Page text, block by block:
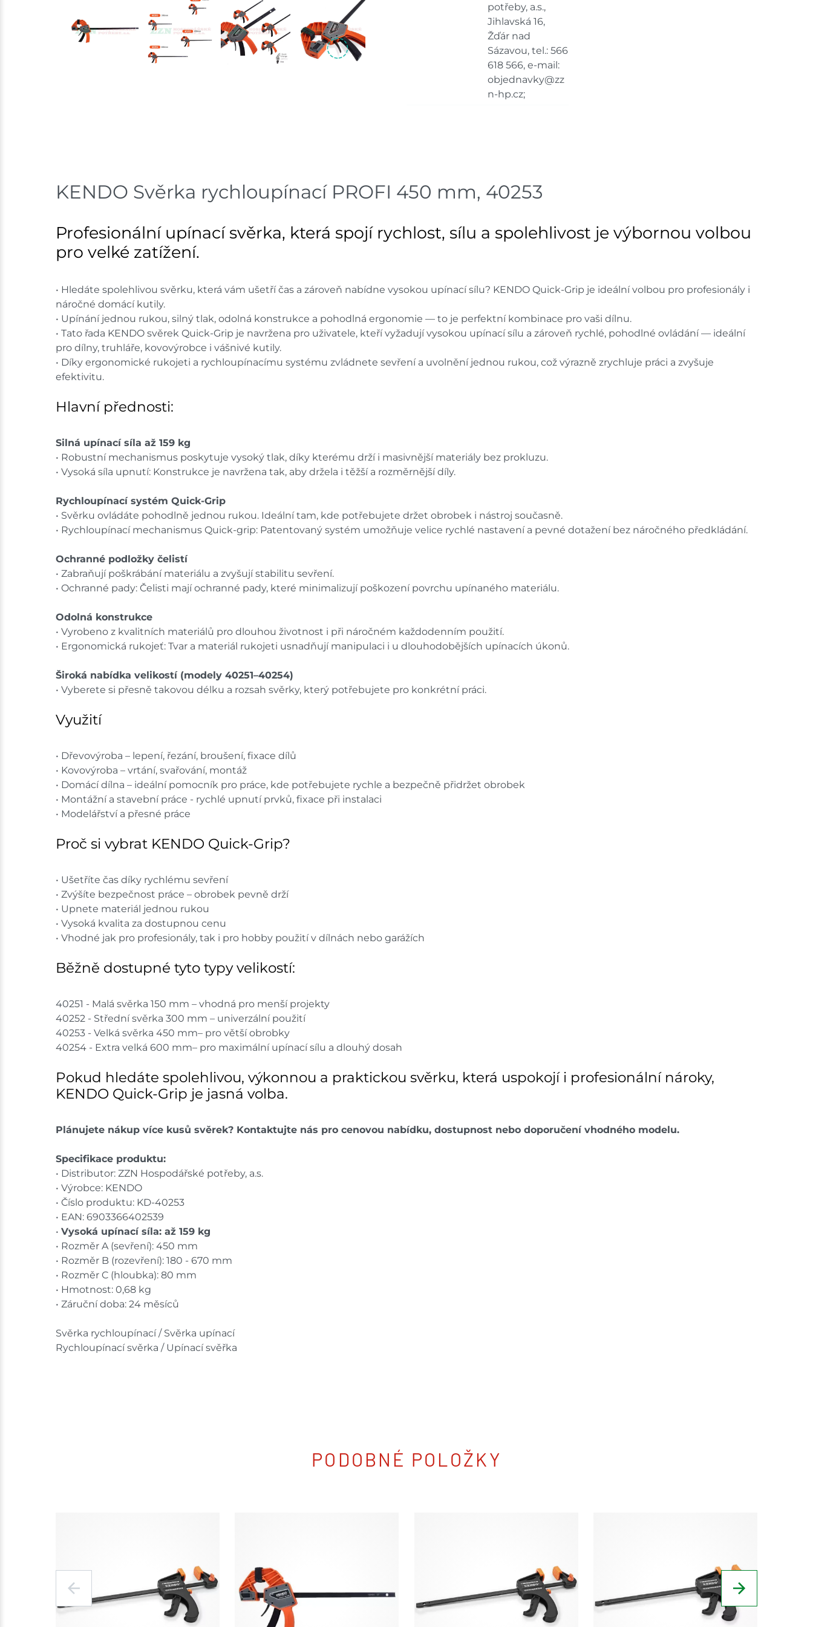
dnů
Skladem na prodejně - doručení do 7
dnů
Skladem na prodejně - doručení do 7
potřeby, a.s.,
Jihlavská 16,
Žďár nad
Sázavou, tel.: 566
618 566, e-mail:
objednavky@zz
n-hp.cz;
KENDO Svěrka rychloupínací PROFI 450 mm, 40253
Profesionální upínací svěrka, která spojí rychlost, sílu a spolehlivost je výbornou volbou
pro velké zatížení.
• Hledáte spolehlivou svěrku, která vám ušetří čas a zároveň nabídne vysokou upínací sílu? KENDO Quick-Grip je ideální volbou pro profesionály i
náročné domácí kutily.
• Upínání jednou rukou, silný tlak, odolná konstrukce a pohodlná ergonomie — to je perfektní kombinace pro vaši dílnu.
• Tato řada KENDO svěrek Quick-Grip je navržena pro uživatele, kteří vyžadují vysokou upínací sílu a zároveň rychlé, pohodlné ovládání — ideální
pro dílny, truhláře, kovovýrobce i vášnivé kutily.
• Díky ergonomické rukojeti a rychloupínacímu systému zvládnete sevření a uvolnění jednou rukou, což výrazně zrychluje práci a zvyšuje
efektivitu.
Hlavní přednosti:
Silná upínací síla až 159 kg
• Robustní mechanismus poskytuje vysoký tlak, díky kterému drží i masivnější materiály bez prokluzu.
• Vysoká síla upnutí: Konstrukce je navržena tak, aby držela i těžší a rozměrnější díly.
Rychloupínací systém Quick-Grip
• Svěrku ovládáte pohodlně jednou rukou. Ideální tam, kde potřebujete držet obrobek i nástroj současně.
• Rychloupínací mechanismus Quick-grip: Patentovaný systém umožňuje velice rychlé nastavení a pevné dotažení bez náročného předkládání.
Ochranné podložky čelistí
• Zabraňují poškrábání materiálu a zvyšují stabilitu sevření.
• Ochranné pady: Čelisti mají ochranné pady, které minimalizují poškození povrchu upínaného materiálu.
Odolná konstrukce
• Vyrobeno z kvalitních materiálů pro dlouhou životnost i při náročném každodenním použití.
• Ergonomická rukojeť: Tvar a materiál rukojeti usnadňují manipulaci i u dlouhodobějších upínacích úkonů.
Široká nabídka velikostí (modely 40251–40254)
• Vyberete si přesně takovou délku a rozsah svěrky, který potřebujete pro konkrétní práci.
Využití
• Dřevovýroba – lepení, řezání, broušení, fixace dílů
• Kovovýroba – vrtání, svařování, montáž
• Domácí dílna – ideální pomocník pro práce, kde potřebujete rychle a bezpečně přidržet obrobek
• Montážní a stavební práce - rychlé upnutí prvků, fixace při instalaci
• Modelářství a přesné práce
Proč si vybrat KENDO Quick-Grip?
• Ušetříte čas díky rychlému sevření
• Zvýšíte bezpečnost práce – obrobek pevně drží
• Upnete materiál jednou rukou
• Vysoká kvalita za dostupnou cenu
• Vhodné jak pro profesionály, tak i pro hobby použití v dílnách nebo garážích
Běžně dostupné tyto typy velikostí:
40251 - Malá svěrka 150 mm – vhodná pro menší projekty
40252 - Střední svěrka 300 mm – univerzální použití
40253 - Velká svěrka 450 mm– pro větší obrobky
40254 - Extra velká 600 mm– pro maximální upínací sílu a dlouhý dosah
Pokud hledáte spolehlivou, výkonnou a praktickou svěrku, která uspokojí i profesionální nároky,
KENDO Quick-Grip je jasná volba.
Plánujete nákup více kusů svěrek? Kontaktujte nás pro cenovou nabídku, dostupnost nebo doporučení vhodného modelu.
Specifikace produktu:
• Distributor: ZZN Hospodářské potřeby, a.s.
• Výrobce: KENDO
• Číslo produktu: KD-40253
• EAN: 6903366402539
• Vysoká upínací síla: až 159 kg
• Rozměr A (sevření): 450 mm
• Rozměr B (rozevření): 180 - 670 mm
• Rozměr C (hloubka): 80 mm
• Hmotnost: 0,68 kg
• Záruční doba: 24 měsíců
Svěrka rychloupínací / Svěrka upínací
Rychloupínací svěrka / Upínací svěřka
PODOBNÉ POLOŽKY